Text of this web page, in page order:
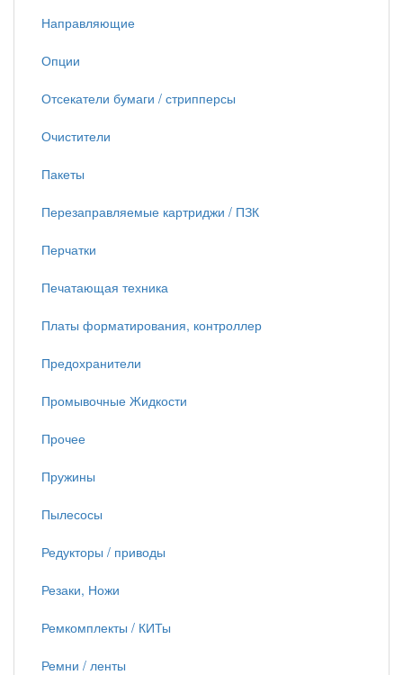
Направляющие
Опции
Отсекатели бумаги / стрипперсы
Очистители
Пакеты
Перезаправляемые картриджи / ПЗК
Перчатки
Печатающая техника
Платы форматирования, контроллер
Предохранители
Промывочные Жидкости
Прочее
Пружины
Пылесосы
Редукторы / приводы
Резаки, Ножи
Ремкомплекты / КИТы
Ремни / ленты